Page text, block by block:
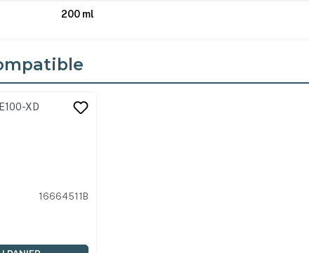
200 ml
16664511B